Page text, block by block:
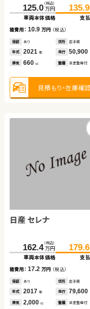
125.0 （税込）
万円
車両本体価格
135.9
支
諸費用：10.9 万円 （税込）
保証 あり 住所 岩手県
年式 2021 年 走行 50,900
排気 660 cc 整備 法定整備付
見積もり・在庫確認
日産 セレナ
162.4（税込）
万円
車両本体価格
179.6
支
諸費用：17.2 万円 （税込）
保証 あり 住所 岩手県
年式 2017 年 走行 79,600
排気 2,000 cc 整備 法定整備付
諸費用：13.3万円（税込）
あり 青森県
年式 2014年 走行
排気 2,000 整備 なし
見積もり・在庫確認
トヨタ ヴェルファイア
車両本体価格
支
諸費用： 12.2 万円
2015 年 98,300
2,500cc 法定整備付
見積もり・在庫確認
諸費用：8.2 万円（税込）
あり 青森県
年式 2012年 走行
排気 660 整備 法定整備付
見積もり・在庫確認
185.0（税込）
万円
諸費用：10.6万円（税込）
あり 熊本県
年式 2019年 走行
排気 1,400 整備 法定整備付
見積もり・在庫確認